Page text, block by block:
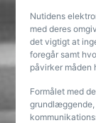
Nutidens
med deres
det vigtigt at
foregår samt
påvirker måden
Formålet med
grundlæggende,